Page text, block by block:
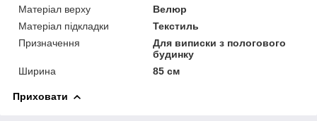
Матеріал верху
Велюр
Матеріал підкладки
Текстиль
Призначення
Для виписки з пологового
будинку
Ширина
85 см
Приховати